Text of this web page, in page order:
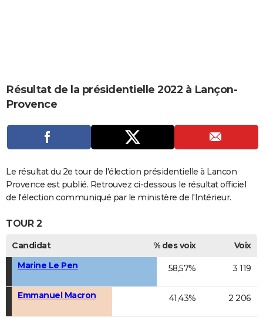
CARTE DE VOEUX
Carte de Noël
Carte Bonne année
Carte Saint-Valentin
Carte Pâques
Carte d'anniversaire
DICTIONNAIRE
Dictionnaire
Biographies
Expressions
Proverbes
PROGRAMME TV
S'inscrire
Se connecter
Lycées
Collèges
Primaires
Universités
Entreprises
Service militaire
Avis de recherche
AVIS DE DÉCÈS
Bricolage
Lifestyle
Culture
Sport
Auto
Television
Voyage
Cinema
Résultat de la présidentielle 2022 à Lançon-
Provence
Le résultat du 2e tour de l'élection présidentielle à Lancon
Provence est publié. Retrouvez ci-dessous le résultat officiel
de l'élection communiqué par le ministère de l'Intérieur.
TOUR 2
Candidat % des voix
Voix
Marine Le Pen
58,57% 3 119
Emmanuel Macron 41,43% 2 206